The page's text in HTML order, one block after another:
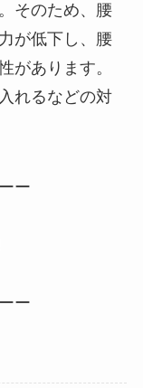
そのため、腰
が低下し、腰
があります。
れるなどの対
ー
ー